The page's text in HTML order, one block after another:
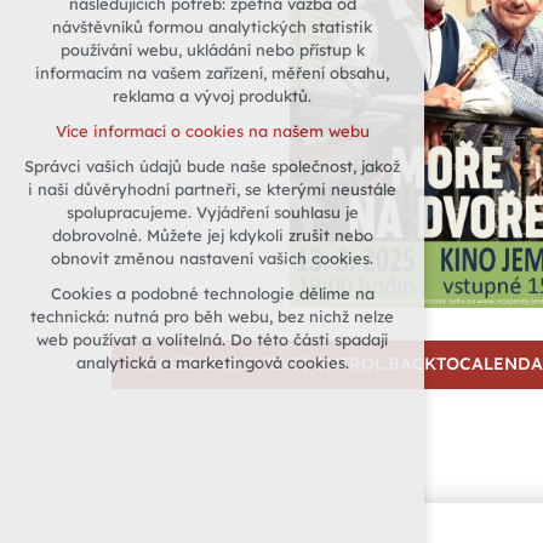
udržení kontextu stránek (session):
případná přihlášení, volby jazyka, apod.
Volitelná cookies
vyhodnocení návštěvnosti
marketingová cookies (Google)
Více informací o cookies na našem webu
Odmítnout vše
následujících potřeb: zpětná vazba od
návštěvníků formou analytických statistik
používání webu, ukládání nebo přístup k
informacím na vašem zařízení, měření obsahu,
reklama a vývoj produktů.
Více informací o cookies na našem webu
Správci vašich údajů bude naše společnost, jakož
i naši důvěryhodní partneři, se kterými neustále
spolupracujeme. Vyjádření souhlasu je
dobrovolné. Můžete jej kdykoli zrušit nebo
obnovit změnou nastavení vašich cookies.
Cookies a podobné technologie dělíme na
technická: nutná pro běh webu, bez nichž nelze
web používat a volitelná. Do této části spadají
analytická a marketingová cookies.